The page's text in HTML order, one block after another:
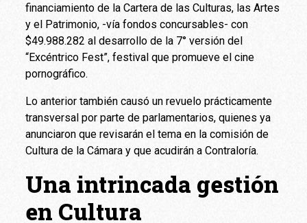
financiamiento de la Cartera de las Culturas, las Artes
y el Patrimonio, -vía fondos concursables- con
$49.988.282 al desarrollo de la 7° versión del
“Excéntrico Fest”, festival que promueve el cine
pornográfico.
Lo anterior también causó un revuelo prácticamente
transversal por parte de parlamentarios, quienes ya
anunciaron que revisarán el tema en la comisión de
Cultura de la Cámara y que acudirán a Contraloría.
Una intrincada gestión
en Cultura